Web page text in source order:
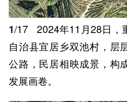
1/17
2024年11月28日，
自治县宜居乡双池村，层
公路，民居相映成景，构
发展画卷。